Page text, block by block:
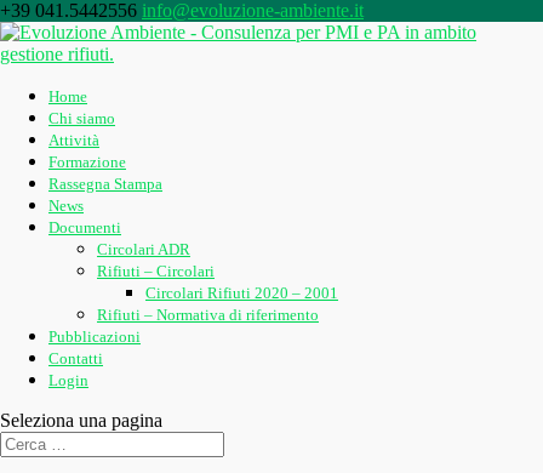
+39 041.5442556 info@evoluzione-ambiente.it
Home
Chi siamo
Attività
Formazione
Rassegna Stampa
News
Documenti
Circolari ADR
Rifiuti – Circolari
Circolari Rifiuti 2020 – 2001
Rifiuti – Normativa di riferimento
Pubblicazioni
Contatti
Login
Seleziona una pagina